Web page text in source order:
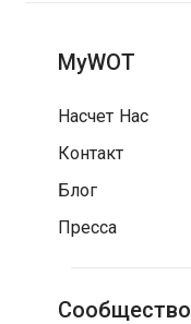
MyWOT
Насчет Нас
Контакт
Блог
Пресса
Сообщество